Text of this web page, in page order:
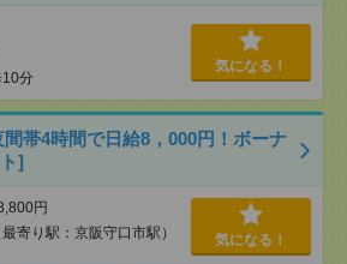
10分
気になる！
間帯4時間で日給8，000円！ボーナ
]
円
寄り駅：京阪守口市駅） 気になる！